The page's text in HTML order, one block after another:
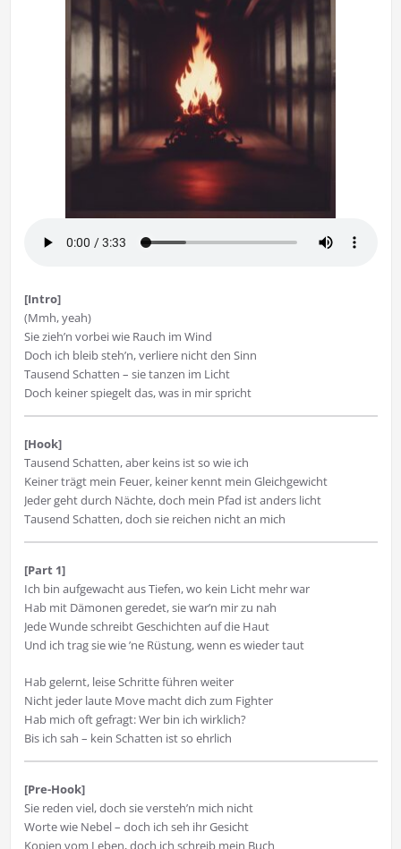
[Intro]
(Mmh, yeah)
Sie zieh’n vorbei wie Rauch im Wind
Doch ich bleib steh’n, verliere nicht den Sinn
Tausend Schatten – sie tanzen im Licht
Doch keiner spiegelt das, was in mir spricht
[Hook]
Tausend Schatten, aber keins ist so wie ich
Keiner trägt mein Feuer, keiner kennt mein Gleichgewicht
Jeder geht durch Nächte, doch mein Pfad ist anders licht
Tausend Schatten, doch sie reichen nicht an mich
[Part 1]
Ich bin aufgewacht aus Tiefen, wo kein Licht mehr war
Hab mit Dämonen geredet, sie war’n mir zu nah
Jede Wunde schreibt Geschichten auf die Haut
Und ich trag sie wie ’ne Rüstung, wenn es wieder taut
Hab gelernt, leise Schritte führen weiter
Nicht jeder laute Move macht dich zum Fighter
Hab mich oft gefragt: Wer bin ich wirklich?
Bis ich sah – kein Schatten ist so ehrlich
[Pre-Hook]
Sie reden viel, doch sie versteh’n mich nicht
Worte wie Nebel – doch ich seh ihr Gesicht
Kopien vom Leben, doch ich schreib mein Buch